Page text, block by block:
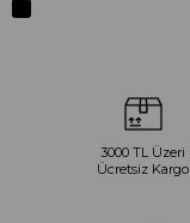
3000 TL Üzeri
Ücretsiz Kargo